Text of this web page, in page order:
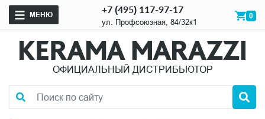
МЕНЮ +7 (495) 117-97-17
ул. Профсоюзная, 84/32к1
0
ОФИЦИАЛЬНЫЙ ДИСТРИБЬЮТОР